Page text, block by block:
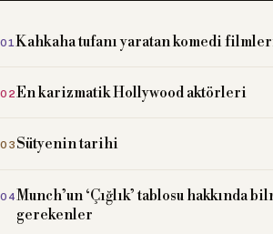
Kahkaha tufanı yaratan komedi
En karizmatik Hollywood aktörleri
Sütyenin tarihi
Munch’un ‘Çığlık’ tablosu hakkında
gerekenler